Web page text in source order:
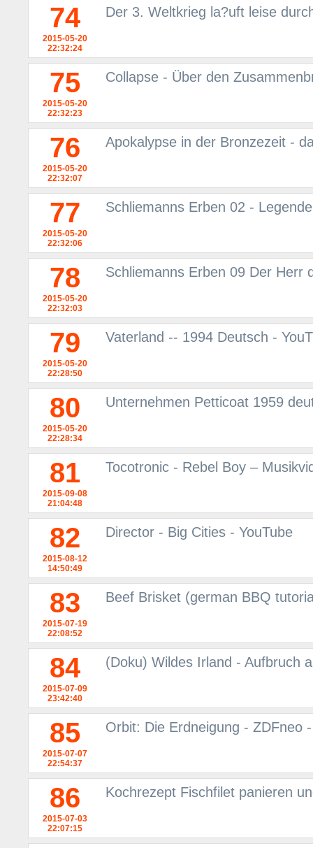
74
2015-05-20
22:32:24
Der 3. Weltkrieg la?uft leise
75
2015-05-20
22:32:23
Collapse - Über den
76
2015-05-20
22:32:07
Apokalypse in der Bronzezeit -
77
2015-05-20
22:32:06
Schliemanns Erben 02 -
78
2015-05-20
22:32:03
Schliemanns Erben 09 Der Herr
79
2015-05-20
22:28:50
Vaterland -- 1994 Deutsch -
80
2015-05-20
22:28:34
Unternehmen Petticoat 1959
81
2015-09-08
21:04:48
Tocotronic - Rebel Boy –
82
2015-08-12
14:50:49
Director - Big Cities - YouTube
83
2015-07-19
22:08:52
Beef Brisket (german BBQ
84
2015-07-09
23:42:40
(Doku) Wildes Irland - Aufbruch
85
2015-07-07
22:54:37
Orbit: Die Erdneigung - ZDFneo
86
2015-07-03
22:07:15
Kochrezept Fischfilet panieren